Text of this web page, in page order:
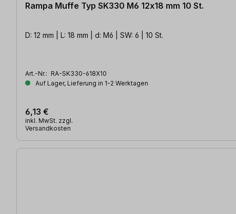
Rampa Muffe Typ SK330 M6 12x18 mm 10 St.
D: 12 mm | L: 18 mm | d: M6 | SW: 6 | 10 St.
Art.-Nr.: RA-SK330-618X10
Auf Lager, Lieferung in 1-2 Werktagen
6,13 €
inkl. MwSt. zzgl.
Versandkosten